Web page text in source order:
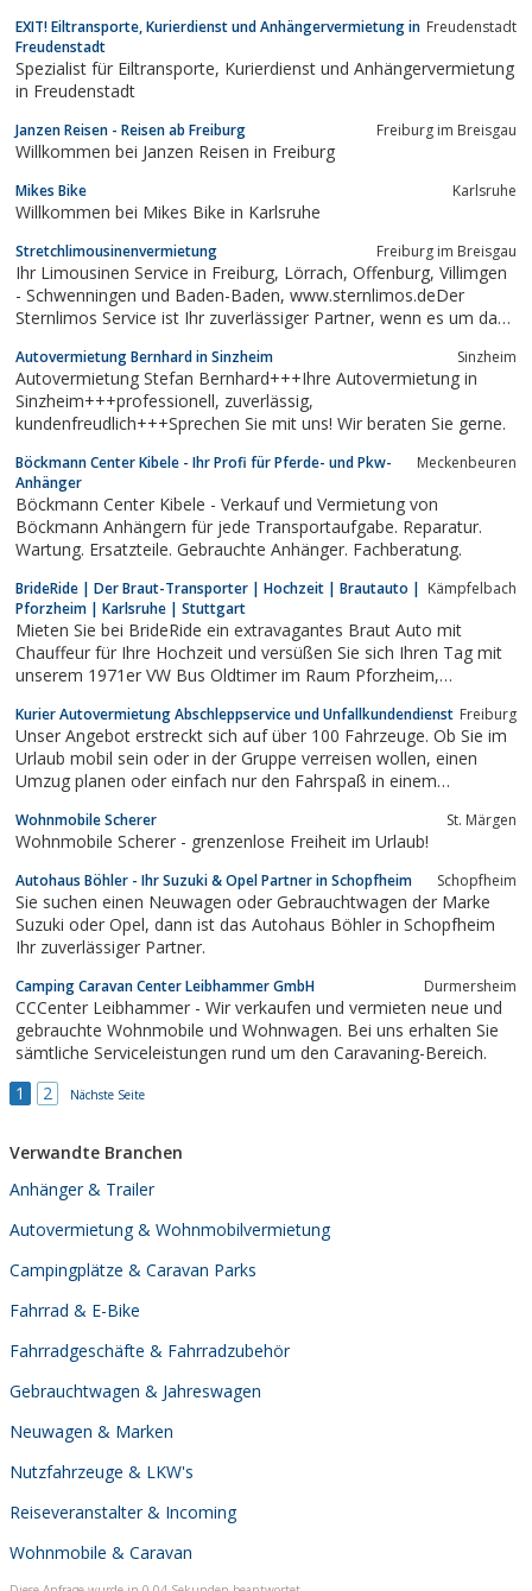
EXIT! Eiltransporte, Kurierdienst und Anhängervermietung in
Freudenstadt
Freudenstadt
Spezialist für Eiltransporte, Kurierdienst und Anhängervermietung
in Freudenstadt
Janzen Reisen - Reisen ab Freiburg Freiburg im Breisgau
Willkommen bei Janzen Reisen in Freiburg
Mikes Bike Karlsruhe
Willkommen bei Mikes Bike in Karlsruhe
Stretchlimousinenvermietung Freiburg im Breisgau
Ihr Limousinen Service in Freiburg, Lörrach, Offenburg, Villimgen
- Schwenningen und Baden-Baden, www.sternlimos.deDer
Sternlimos Service ist Ihr zuverlässiger Partner, wenn es um das
Betriebsfeier, Geburtstag, Flughafentransfer, Stadtrundfahrt,
Discofahrt,...
Autovermietung Bernhard in Sinzheim Sinzheim
Autovermietung Stefan Bernhard+++Ihre Autovermietung in
Sinzheim+++professionell, zuverlässig,
kundenfreudlich+++Sprechen Sie mit uns! Wir beraten Sie gerne.
Böckmann Center Kibele - Ihr Profi für Pferde- und Pkw-
Anhänger
Meckenbeuren
Böckmann Center Kibele - Verkauf und Vermietung von
Böckmann Anhängern für jede Transportaufgabe. Reparatur.
Wartung. Ersatzteile. Gebrauchte Anhänger. Fachberatung.
BrideRide | Der Braut-Transporter | Hochzeit | Brautauto |
Pforzheim | Karlsruhe | Stuttgart
Kämpfelbach
Mieten Sie bei BrideRide ein extravagantes Braut Auto mit
Chauffeur für Ihre Hochzeit und versüßen Sie sich Ihren Tag mit
unserem 1971er VW Bus Oldtimer im Raum Pforzheim,
Kurier Autovermietung Abschleppservice und Unfallkundendienst Freiburg
Unser Angebot erstreckt sich auf über 100 Fahrzeuge. Ob Sie im
Urlaub mobil sein oder in der Gruppe verreisen wollen, einen
Umzug planen oder einfach nur den Fahrspaß in einem
verschiedenen PKW-Marken und -Modellen, 9-Sitzern und
Transportern. Und obendrein gibt es...
Wohnmobile Scherer St. Märgen
Wohnmobile Scherer - grenzenlose Freiheit im Urlaub!
Autohaus Böhler - Ihr Suzuki & Opel Partner in Schopfheim Schopfheim
Sie suchen einen Neuwagen oder Gebrauchtwagen der Marke
Suzuki oder Opel, dann ist das Autohaus Böhler in Schopfheim
Ihr zuverlässiger Partner.
Camping Caravan Center Leibhammer GmbH Durmersheim
CCCenter Leibhammer - Wir verkaufen und vermieten neue und
gebrauchte Wohnmobile und Wohnwagen. Bei uns erhalten Sie
sämtliche Serviceleistungen rund um den Caravaning-Bereich.
1
2 Nächste Seite
Verwandte Branchen
Anhänger & Trailer
Autovermietung & Wohnmobilvermietung
Campingplätze & Caravan Parks
Fahrrad & E-Bike
Fahrradgeschäfte & Fahrradzubehör
Gebrauchtwagen & Jahreswagen
Neuwagen & Marken
Nutzfahrzeuge & LKW's
Reiseveranstalter & Incoming
Wohnmobile & Caravan